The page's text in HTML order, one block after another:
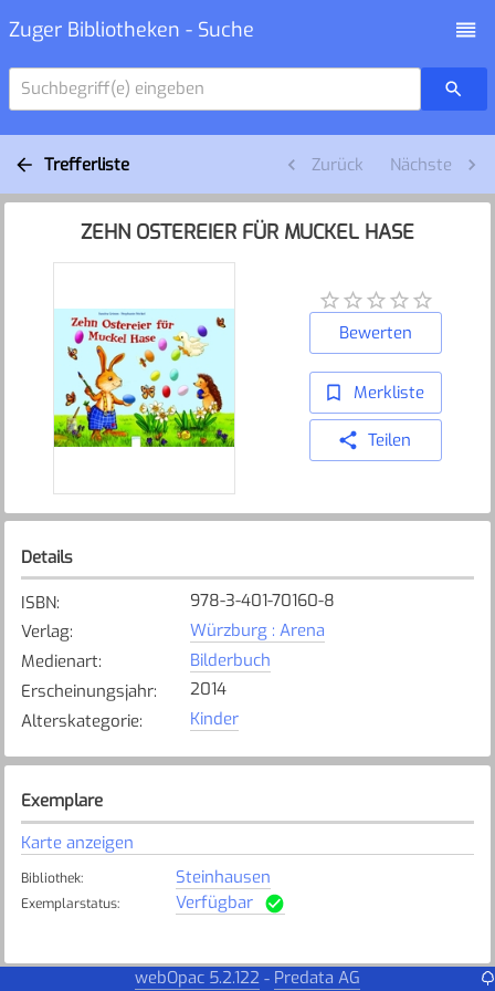
Zuger Bibliotheken - Suche
Suchbegriff(e) eingeben
Trefferliste Zurück Nächste
ZEHN OSTEREIER FÜR MUCKEL HASE
Bewerten
Merkliste
Teilen
Details
ISBN:
978-3-401-70160-8
Verlag:
Würzburg : Arena
Medienart:
Bilderbuch
Erscheinungsjahr:
2014
Alterskategorie: Kinder
Exemplare
Karte anzeigen
Bibliothek: Steinhausen
Exemplarstatus: Verfügbar
webOpac 5.2.122 - Predata AG